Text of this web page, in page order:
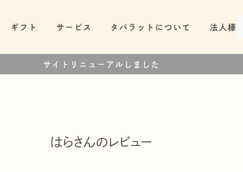
ギフト サービス タバラットについて 法人様
サイトリニューアルしました
はらさんのレビュー